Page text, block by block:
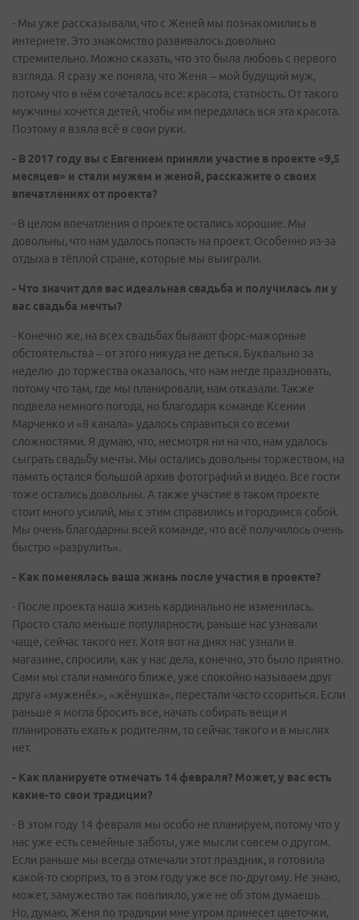
- Мы уже рассказывали, что с Женей мы познакомились в
интернете. Это знакомство развивалось довольно
стремительно. Можно сказать, что это была любовь с первого
взгляда. Я сразу же поняла, что Женя – мой будущий муж,
потому что в нём сочеталось все: красота, статность. От такого
мужчины хочется детей, чтобы им передалась вся эта красота.
Поэтому я взяла всё в свои руки.
- В 2017 году вы с Евгением приняли участие в проекте «9,5
месяцев» и стали мужем и женой, расскажите о своих
впечатлениях от проекта?
- В целом впечатления о проекте остались хорошие. Мы
довольны, что нам удалось попасть на проект. Особенно из-за
отдыха в тёплой стране, которые мы выиграли.
- Что значит для вас идеальная свадьба и получилась ли у
вас свадьба мечты?
- Конечно же, на всех свадьбах бывают форс-мажорные
обстоятельства – от этого никуда не деться. Буквально за
неделю до торжества оказалось, что нам негде праздновать,
потому что там, где мы планировали, нам отказали. Также
подвела немного погода, но благодаря команде Ксении
Марченко и «8 канала» удалось справиться со всеми
сложностями. Я думаю, что, несмотря ни на что, нам удалось
сыграть свадьбу мечты. Мы остались довольны торжеством, на
память остался большой архив фотографий и видео. Все гости
тоже остались довольны. А также участие в таком проекте
стоит много усилий, мы с этим справились и городимся собой.
Мы очень благодарны всей команде, что всё получилось очень
быстро «разрулить».
- Как поменялась ваша жизнь после участия в проекте?
- После проекта наша жизнь кардинально не изменилась.
Просто стало меньше популярности, раньше нас узнавали
чаще, сейчас такого нет. Хотя вот на днях нас узнали в
магазине, спросили, как у нас дела, конечно, это было приятно.
Сами мы стали намного ближе, уже спокойно называем друг
друга «муженёк», «жёнушка», перестали часто ссориться. Если
раньше я могла бросить все, начать собирать вещи и
планировать ехать к родителям, то сейчас такого и в мыслях
нет.
- Как планируете отмечать 14 февраля? Может, у вас есть
какие-то свои традиции?
- В этом году 14 февраля мы особо не планируем, потому что у
нас уже есть семейные заботы, уже мысли совсем о другом.
Если раньше мы всегда отмечали этот праздник, я готовила
какой-то сюрприз, то в этом году уже все по-другому. Не знаю,
может, замужество так повлияло, уже не об этом думаешь…
Но, думаю, Женя по традиции мне утром принесет цветочки,